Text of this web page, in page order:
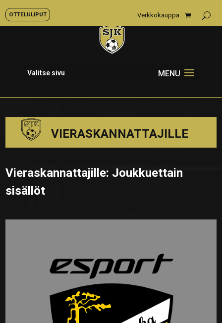
OTTELULIPUT Verkkokauppa
Valitse sivu
VIERASKANNATTAJILLE
Vieraskannattajille: Joukkuettain
sisällöt